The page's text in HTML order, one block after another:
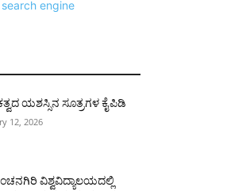
ಯಶಸ್ಸಿನ ಸೂತ್ರಗಳ ಕೈಪಿಡಿ
12, 2026
ವಿಶ್ವವಿದ್ಯಾಲಯದಲ್ಲಿ